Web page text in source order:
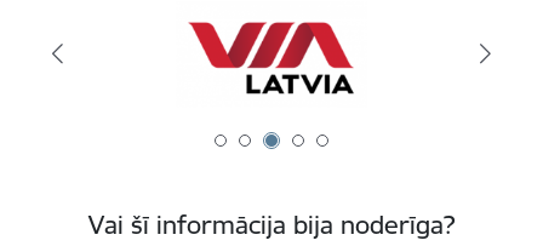
Vai šī informācija bija noderīga?